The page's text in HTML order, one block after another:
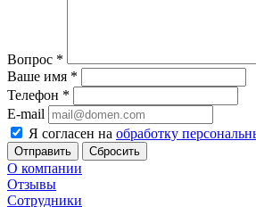
Вопрос *
Ваше имя *
Телефон *
E-mail
Я согласен на обработку
Сбросить
О компании
Отзывы
Сотрудники